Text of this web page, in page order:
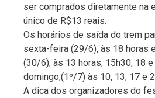
ser comprados diretamente na
único de R$13 reais.
Os horários de saída do trem
sexta-feira (29/6), às 18 horas
(30/6), às 13 horas, 15h30, 18
domingo,(1º/7) às 10, 13, 17 e
A dica dos organizadores do